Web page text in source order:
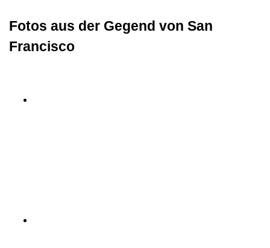
Fotos aus der Gegend von San
Francisco